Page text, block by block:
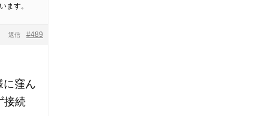
ます。
#489
返信
に窪ん
接続